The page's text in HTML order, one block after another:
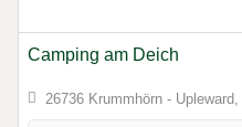
Camping am Deich
26736 Krummhörn -